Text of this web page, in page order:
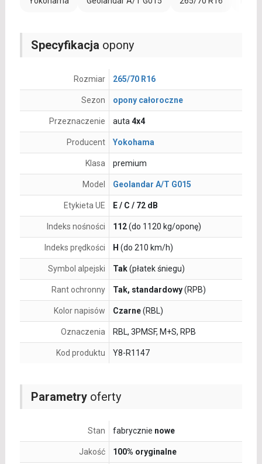
Parametryoferty
Stan fabrycznie nowe
Jakość 100% oryginalne
Specyfikacja opony
Rozmiar 265/70 R16
Sezon opony całoroczne
Przeznaczenie auta 4x4
Producent Yokohama
Klasa premium
Model Geolandar A/T G015
Etykieta UE E / C / 72 dB
Indeks nośności 112(do 1120 kg/oponę)
Indeks prędkości H (do 210 km/h)
Symbol alpejski Tak(płatek śniegu)
Rant ochronny Tak, standardowy(RPB)
Kolor napisów Czarne(RBL)
Oznaczenia RBL, 3PMSF, M+S, RPB
Kod produktu Y8-R1147